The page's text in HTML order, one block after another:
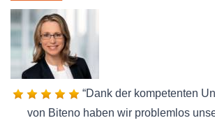
Dank der kompetenten
von Biteno haben wir problemlos